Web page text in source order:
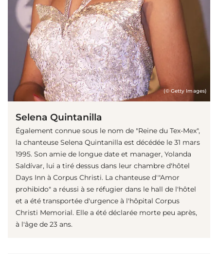
(© Getty Images)
Selena Quintanilla
Également connue sous le nom de "Reine du Tex-Mex",
la chanteuse Selena Quintanilla est décédée le 31 mars
1995. Son amie de longue date et manager, Yolanda
Saldívar, lui a tiré dessus dans leur chambre d'hôtel
Days Inn à Corpus Christi. La chanteuse d'"Amor
prohibido" a réussi à se réfugier dans le hall de l'hôtel
et a été transportée d'urgence à l'hôpital Corpus
Christi Memorial. Elle a été déclarée morte peu après,
à l'âge de 23 ans.